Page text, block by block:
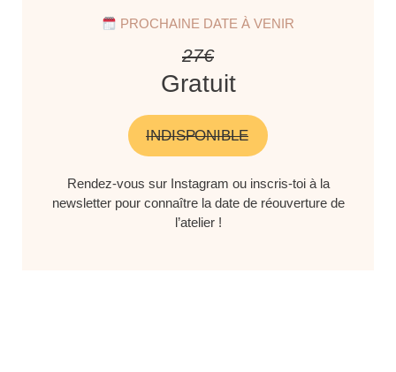
PROCHAINE DATE À VENIR
27€
Gratuit
INDISPONIBLE
Rendez-vous sur Instagram ou inscris-toi à la
newsletter pour connaître la date de réouverture de
l’atelier !